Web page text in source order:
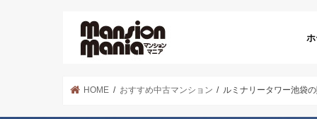
HOME おすすめ中古マンション ルミナリータワー池袋